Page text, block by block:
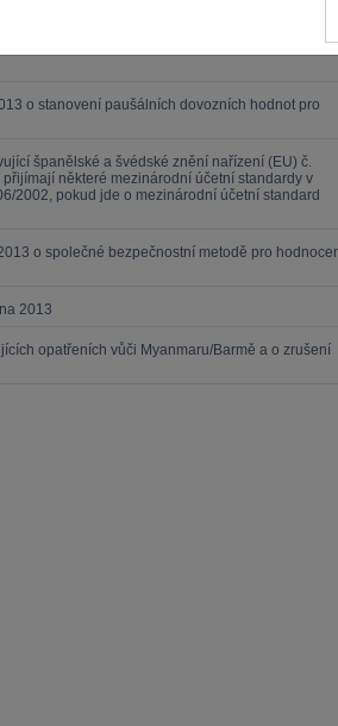
2013 o elektronickém vydávání Úředního
o stanovení paušálních dovozních hodnot pro
španělské a švédské znění nařízení (EU) č.
některé mezinárodní účetní standardy v
2002, pokud jde o mezinárodní účetní standard
o společné bezpečnostní metodě pro
2013
opatřeních vůči Myanmaru/Barmě a o zrušení
JUDr. Martin Maisner,
MCIArb